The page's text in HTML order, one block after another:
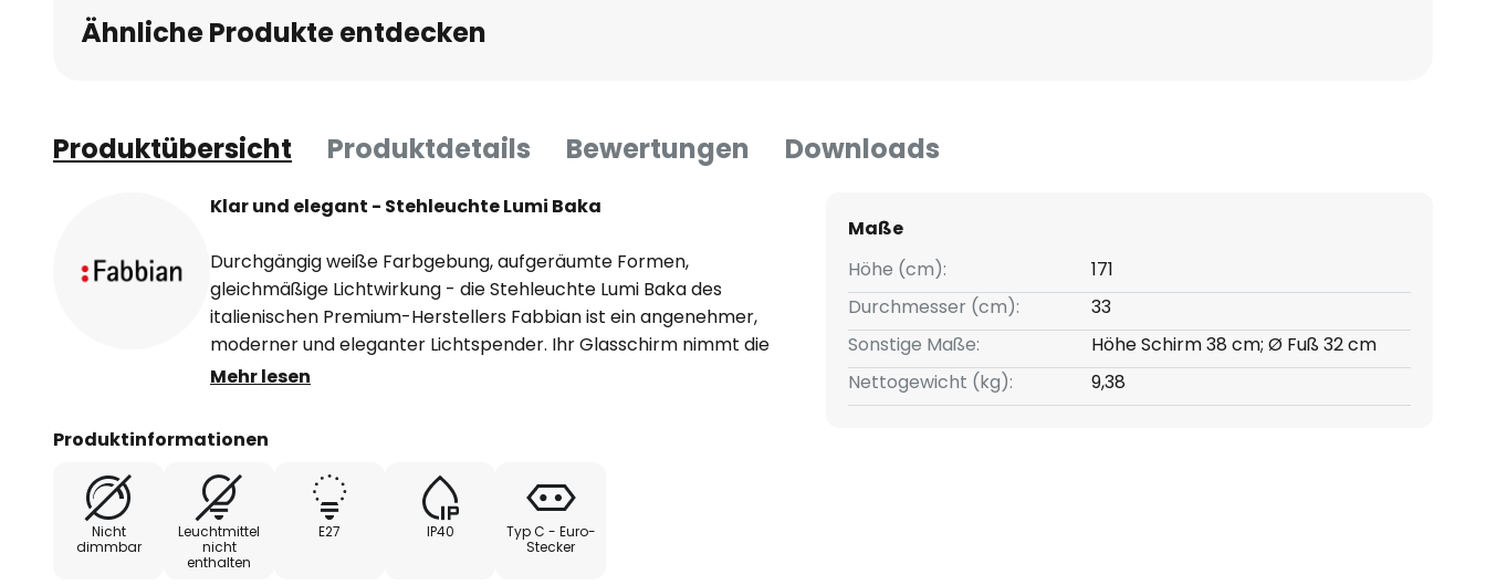
Ähnliche Produkte entdecken
Produktübersicht Produktdetails Bewertungen Downloads
Klar und elegant - Stehleuchte Lumi Baka
Durchgängig weiße Farbgebung, aufgeräumte Formen,
gleichmäßige Lichtwirkung - die Stehleuchte Lumi Baka des
italienischen Premium-Herstellers Fabbian ist ein angenehmer,
moderner und eleganter Lichtspender. Ihr Glasschirm nimmt die
Grundform eines umgedrehten Kegelstumpfs an, der an Ober-
geblasene Glas wirkt im Betrieb als gleichmäßig strahlender
einem runden Standfuß und einem hohen Ständer
zusammensetzt.
Mehr lesen
Produktinformationen
Nicht
dimmbar
Leuchtmittel
nicht
enthalten
E27 IP40
Typ C - Euro-
Stecker
Maße
Höhe (cm):
171
Durchmesser (cm):
33
Sonstige Maße:
Höhe Schirm 38 cm; Ø Fuß 32 cm
Nettogewicht (kg):
9,38